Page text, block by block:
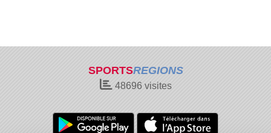
SPORTSREGIONS
48696visites